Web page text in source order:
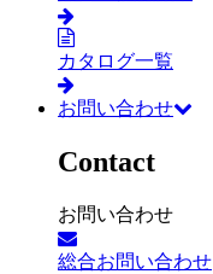
カタログ一覧
お問い合わせ
Contact
お問い合わせ
総合お問い合わせ